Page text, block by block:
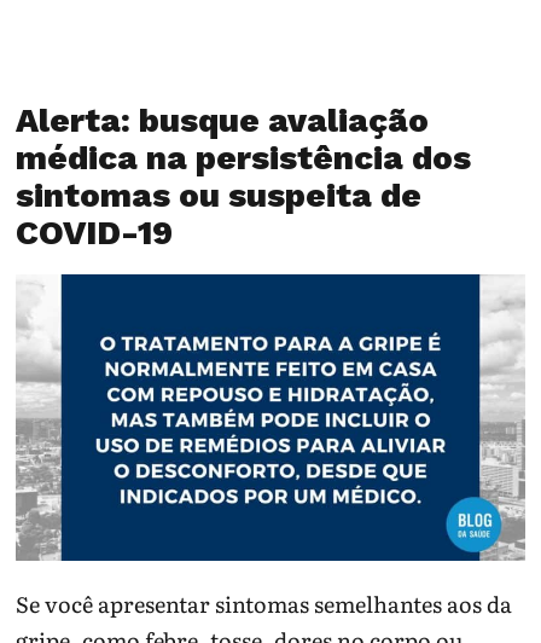
Alerta: busque avaliação
médica na persistência dos
sintomas ou suspeita de
COVID-19
Se você apresentar sintomas semelhantes aos da